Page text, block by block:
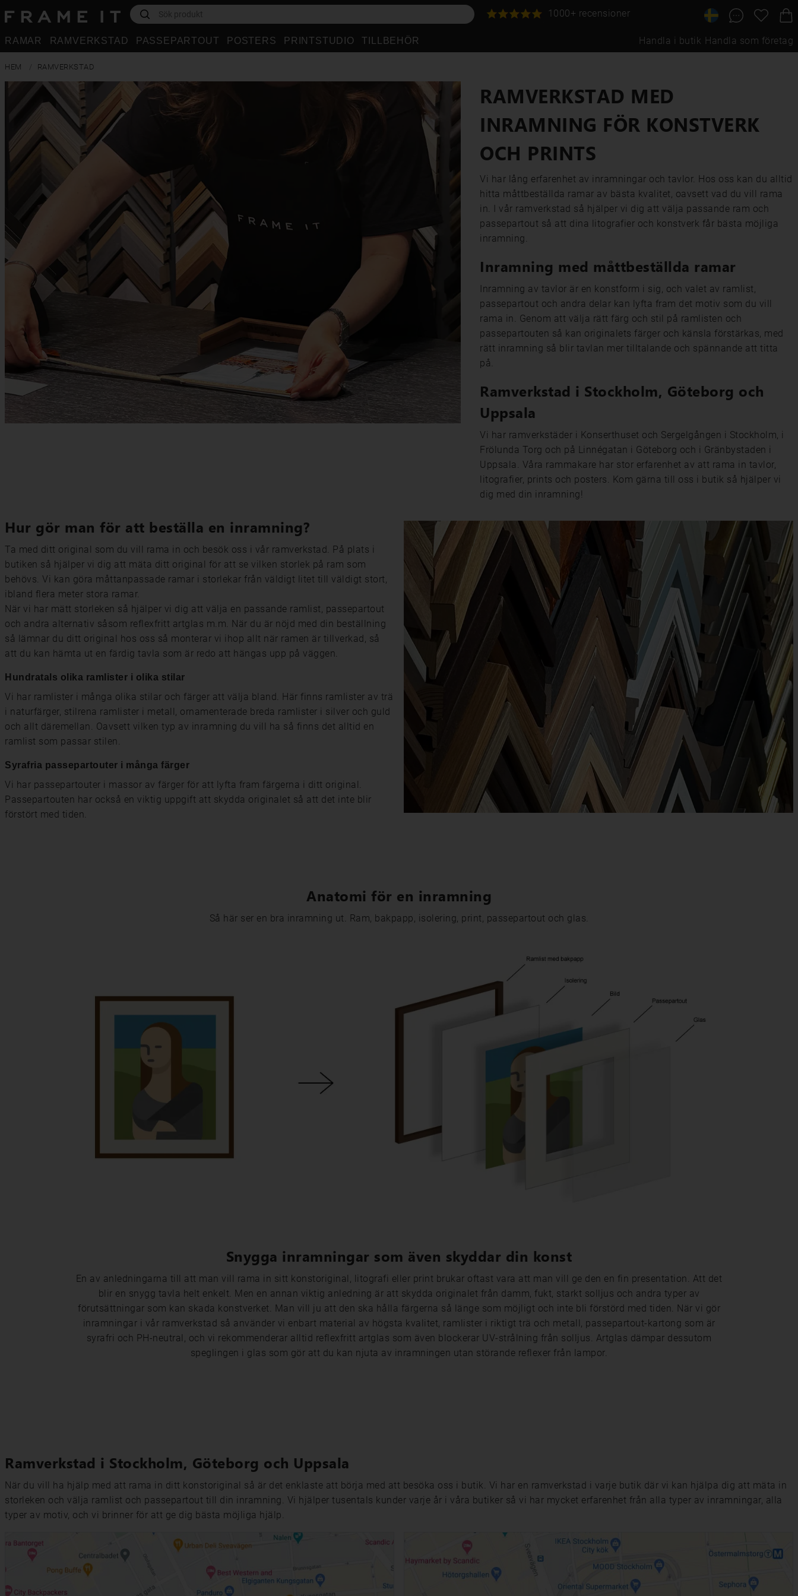
1000+ recensioner
RAMAR RAMVERKSTAD PASSEPARTOUT POSTERS PRINTSTUDIO TILLBEHÖR Handla i butik Handla som företag
HEM RAMVERKSTAD
RAMVERKSTAD MED
INRAMNING FÖR KONSTVERK
OCH PRINTS
Vi har lång erfarenhet av inramningar och tavlor. Hos oss kan du alltid
hitta måttbeställda ramar av bästa kvalitet, oavsett vad du vill rama
in. I vår ramverkstad så hjälper vi dig att välja passande ram och
passepartout så att dina litografier och konstverk får bästa möjliga
inramning.
Inramning med måttbeställda ramar
Inramning av tavlor är en konstform i sig, och valet av ramlist,
passepartout och andra delar kan lyfta fram det motiv som du vill
rama in. Genom att välja rätt färg och stil på ramlisten och
passepartouten så kan originalets färger och känsla förstärkas, med
rätt inramning så blir tavlan mer tilltalande och spännande att titta
på.
Ramverkstad i Stockholm, Göteborg och
Uppsala
Vi har ramverkstäder i Konserthuset och Sergelgången i Stockholm, i
Frölunda Torg och på Linnégatan i Göteborg och i Gränbystaden i
Uppsala. Våra rammakare har stor erfarenhet av att rama in tavlor,
litografier, prints och posters. Kom gärna till oss i butik så hjälper vi
dig med din inramning!
Hur gör man för att beställa en inramning?
Ta med ditt original som du vill rama in och besök oss i vår ramverkstad. På plats i
butiken så hjälper vi dig att mäta ditt original för att se vilken storlek på ram som
behövs. Vi kan göra måttanpassade ramar i storlekar från väldigt litet till väldigt stort,
ibland flera meter stora ramar.
När vi har mätt storleken så hjälper vi dig att välja en passande ramlist, passepartout
och andra alternativ såsom reflexfritt artglas m.m. När du är nöjd med din beställning
så lämnar du ditt original hos oss så monterar vi ihop allt när ramen är tillverkad, så
att du kan hämta ut en färdig tavla som är redo att hängas upp på väggen.
Hundratals olika ramlister i olika stilar
Vi har ramlister i många olika stilar och färger att välja bland. Här finns ramlister av trä
i naturfärger, stilrena ramlister i metall, ornamenterade breda ramlister i silver och guld
och allt däremellan. Oavsett vilken typ av inramning du vill ha så finns det alltid en
ramlist som passar stilen.
Syrafria passepartouter i många färger
Vi har passepartouter i massor av färger för att lyfta fram färgerna i ditt original.
Passepartouten har också en viktig uppgift att skydda originalet så att det inte blir
förstört med tiden.
Anatomi för en inramning
Så här ser en bra inramning ut. Ram, bakpapp, isolering, print, passepartout och glas.
Snygga inramningar som även skyddar din konst
En av anledningarna till att man vill rama in sitt konstoriginal, litografi eller print brukar oftast vara att man vill ge den en fin presentation. Att det
blir en snygg tavla helt enkelt. Men en annan viktig anledning är att skydda originalet från damm, fukt, starkt solljus och andra typer av
förutsättningar som kan skada konstverket. Man vill ju att den ska hålla färgerna så länge som möjligt och inte bli förstörd med tiden. När vi gör
inramningar i vår ramverkstad så använder vi enbart material av högsta kvalitet, ramlister i riktigt trä och metall, passepartout-kartong som är
syrafri och PH-neutral, och vi rekommenderar alltid reflexfritt artglas som även blockerar UV-strålning från solljus. Artglas dämpar dessutom
speglingen i glas som gör att du kan njuta av inramningen utan störande reflexer från lampor.
Ramverkstad i Stockholm, Göteborg och Uppsala
När du vill ha hjälp med att rama in ditt konstoriginal så är det enklaste att börja med att besöka oss i butik. Vi har en ramverkstad i varje butik där vi kan hjälpa dig att mäta in
storleken och välja ramlist och passepartout till din inramning. Vi hjälper tusentals kunder varje år i våra butiker så vi har mycket erfarenhet från alla typer av inramningar, alla
typer av motiv, och vi brinner för att ge dig bästa möjliga hjälp.